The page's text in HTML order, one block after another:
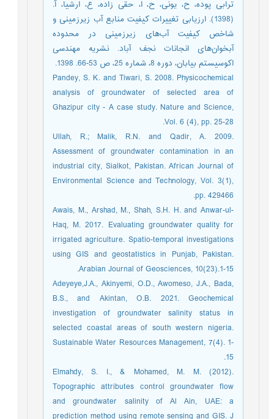
ترابی پوده، ح، یونی، ح، ا، حقی زاده، ع، ارشیا، آ.
(1398). ارزیابی تغییرات کیفیت منابع آب زیرزمینی و
شاخص کیفیت آب‌های زیرزمینی در محدوده
آبخوان‌های انجانات نجف آباد. نشریه مهندسی
اکوسیستم بیابان، دوره 8، شماره 25، ص 53-66. 1398.
Pandey, S. K. and Tiwari, S. 2008. Physicochemical
analysis of groundwater of selected area of
Ghazipur city - A case study. Nature and Science,
Vol. 6 (4), pp. 25-28.
Ullah, R.; Malik, R.N. and Qadir, A. 2009.
Assessment of groundwater contamination in an
industrial city, Sialkot, Pakistan. African Journal of
Environmental Science and Technology, Vol. 3(1),
pp. 429466.
Awais, M., Arshad, M., Shah, S.H. H. and Anwar-ul-
Haq, M. 2017. Evaluating groundwater quality for
irrigated agriculture. Spatio-temporal investigations
using GIS and geostatistics in Punjab, Pakistan.
Arabian Journal of Geosciences, 10(23).1-15.
Adeyeye,J.A., Akinyemi, O.D., Awomeso, J.A., Bada,
B.S., and Akintan, O.B. 2021. Geochemical
investigation of groundwater salinity status in
selected coastal areas of south western nigeria.
Sustainable Water Resources Management, 7(4). 1-
15.
Elmahdy, S. I., & Mohamed, M. M. (2012).
Topographic attributes control groundwater flow
and groundwater salinity of Al Ain, UAE: a